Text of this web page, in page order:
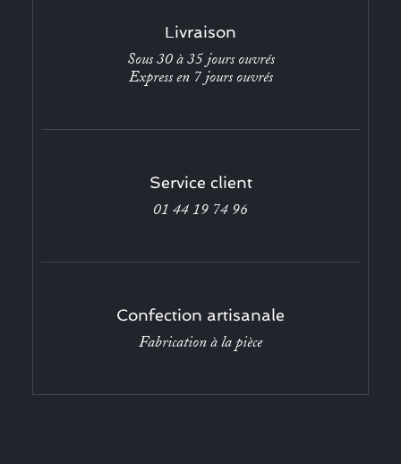
Livraison
Sous 30 à 35 jours ouvrés
Express en 7 jours ouvrés
Service client
01 44 19 74 96
Confection artisanale
Fabrication à la pièce